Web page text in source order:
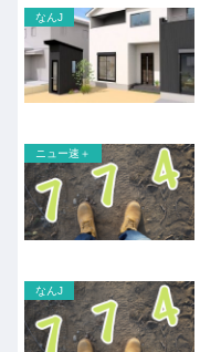
なんJ
ニュー速＋
なんJ